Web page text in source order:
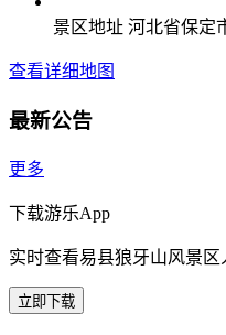
景区地址 河北省保定
查看详细地图
最新公告
更多
下载游乐App
实时查看易县狼牙山风景区
立即下载